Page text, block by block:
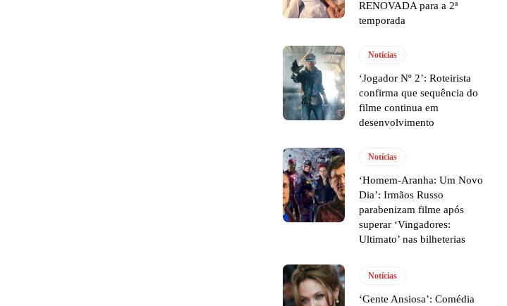
RENOVADA para a 2ª
temporada
Notícias
‘Jogador Nº 2’: Roteirista
confirma que sequência do
filme continua em
desenvolvimento
Notícias
‘Homem-Aranha: Um Novo
Dia’: Irmãos Russo
parabenizam filme após
superar ‘Vingadores:
Ultimato’ nas bilheterias
Notícias
‘Gente Ansiosa’: Comédia